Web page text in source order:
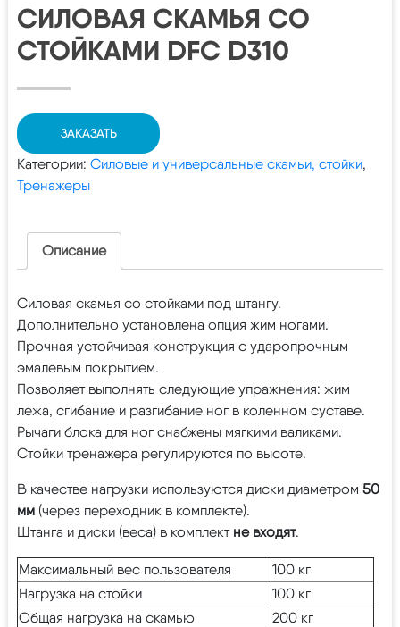
СИЛОВАЯ СКАМЬЯ СО
СТОЙКАМИ DFC D310
ЗАКАЗАТЬ
Категории: Силовые и универсальные скамьи, стойки,
Тренажеры
Описание
Силовая скамья со стойками под штангу.
Дополнительно установлена опция жим ногами.
Прочная устойчивая конструкция с ударопрочным
эмалевым покрытием.
Позволяет выполнять следующие упражнения: жим
лежа, сгибание и разгибание ног в коленном суставе.
Рычаги блока для ног снабжены мягкими валиками.
Стойки тренажера регулируются по высоте.
В качестве нагрузки используются диски диаметром 50
мм (через переходник в комплекте).
Штанга и диски (веса) в комплект не входят.
Максимальный вес пользователя
100 кг
Нагрузка на стойки
100 кг
Общая нагрузка на скамью
200 кг